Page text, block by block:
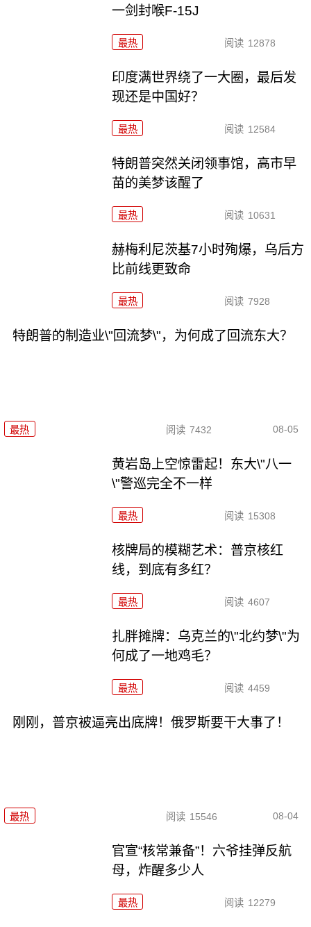
一剑封喉F-15J
最热 阅读 12878
印度满世界绕了一大圈，最后发
现还是中国好？
最热 阅读 12584
特朗普突然关闭领事馆，高市早
苗的美梦该醒了
最热 阅读 10631
赫梅利尼茨基7小时殉爆，乌后方
比前线更致命
最热 阅读 7928
特朗普的制造业\"回流梦\"，为何成了回流东大？
最热 阅读 7432 08-05
黄岩岛上空惊雷起！东大\"八一
\"警巡完全不一样
最热 阅读 15308
核牌局的模糊艺术：普京核红
线，到底有多红？
最热 阅读 4607
扎胖摊牌：乌克兰的\"北约梦\"为
何成了一地鸡毛？
最热 阅读 4459
刚刚，普京被逼亮出底牌！俄罗斯要干大事了！
最热 阅读 15546 08-04
官宣“核常兼备”！六爷挂弹反航
母，炸醒多少人
最热 阅读 12279